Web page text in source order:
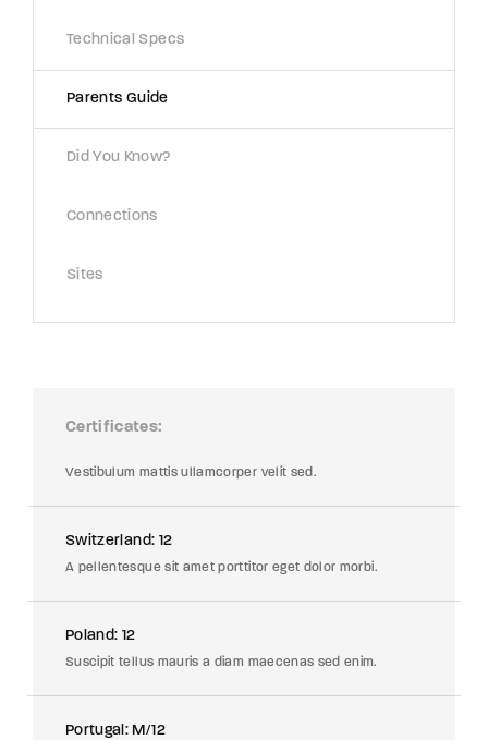
Technical Specs
Parents Guide
Did You Know?
Connections
Sites
Certificates
Vestibulum mattis ullamcorper velit sed.
Switzerland: 12
A pellentesque sit amet porttitor eget dolor morbi.
Poland: 12
Suscipit tellus mauris a diam maecenas sed enim.
Portugal: M/12